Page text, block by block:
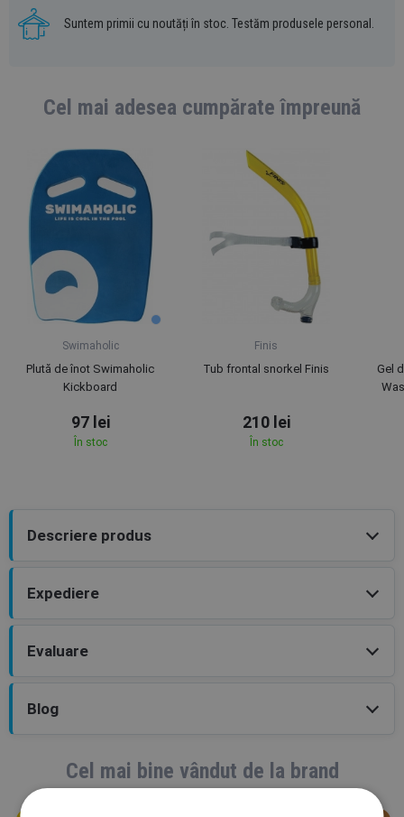
Suntem primii cu noutăți în stoc. Testăm produsele personal.
Cel mai adesea cumpărate împreună
Swimaholic
Plută de înot Swimaholic
Kickboard
97 lei
În stoc
Finis
Tub frontal snorkel Finis
210 lei
În stoc
Gel
Descriere produs
Expediere
Evaluare
Blog
Cel mai bine vândut de la brand